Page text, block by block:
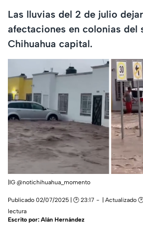
Las lluvias del 2 de julio
afectaciones en colonias del
Chihuahua capital.
|IG @notichihuahua_momento
Publicado 02/07/2025 | 🕑 23:17 | Actualizado
lectura
Escrito por: Alán Hernández